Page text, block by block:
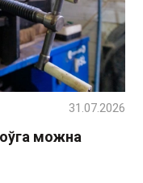
можна
31.07.2026